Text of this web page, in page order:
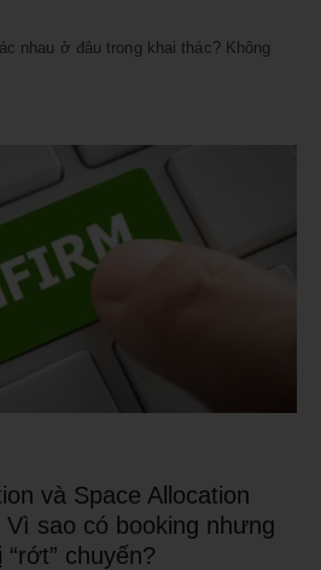
nhau ở đâu trong khai thác? Không
và Space Allocation
Vì sao có booking nhưng
chuyến?